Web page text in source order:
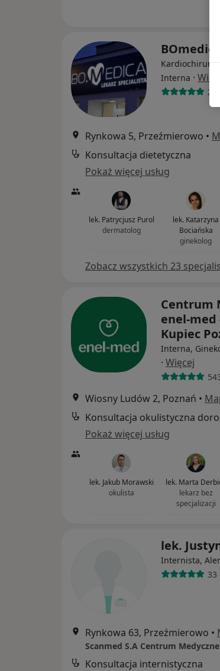
Interna · Więcej
Rynkowa 5, Przeźmierowo •
Konsultacja dietetyczna
Pokaż więcej usług
lek. Patrycjusz Purol
dermatolog
lek. Katarzyna
Bociańska
ginekolog
Zobacz wszystkich 23
Centrum
enel-med
Kupiec
Interna,
· Więcej
Wiosny Ludów 2, Poznań •
Konsultacja okulistyczna
Pokaż więcej usług
lek. Jakub Morawski
okulista
lek. Marta
lekarz bez
specjalizacji
lek.
Internista,
33
Rynkowa 63, Przeźmierowo •
Scanmed S.A Centrum
Konsultacja internistyczna